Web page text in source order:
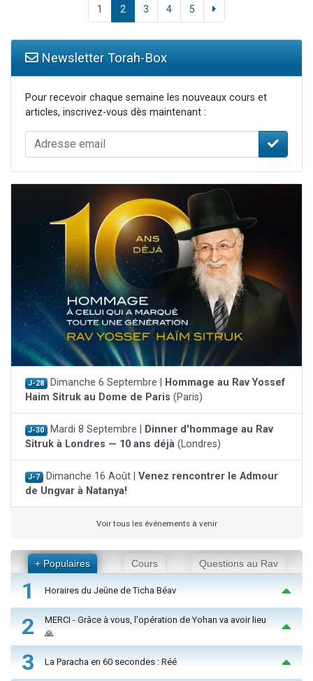
1 2 3 4 5
Newsletter Torah-Box
Pour recevoir chaque semaine les nouveaux cours et
articles, inscrivez-vous dès maintenant :
J-28 Dimanche 6 Septembre |
Hommage au Rav Yossef
Haim Sitruk au Dome de Paris (Paris)
J-30 Mardi 8 Septembre |
Dinner d'hommage au Rav
Sitruk à Londres — 10 ans déjà (Londres)
J-7 Dimanche 16 Août | Venez rencontrer le Admour
de Ungvar à Natanya!
Voir tous les événements à venir
+ Populaires Cours Questions au Rav
1 Horaires du Jeûne de Ticha Béav
2
MERCI - Grâce à vous, l'opération de Yohan va avoir lieu
🙏
3 La Paracha en 60 secondes : Réé